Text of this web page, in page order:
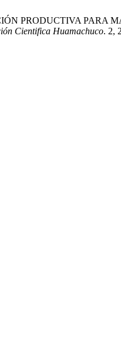
PRODUCTIVA PARA
Cientifica Huamachuco. 2,